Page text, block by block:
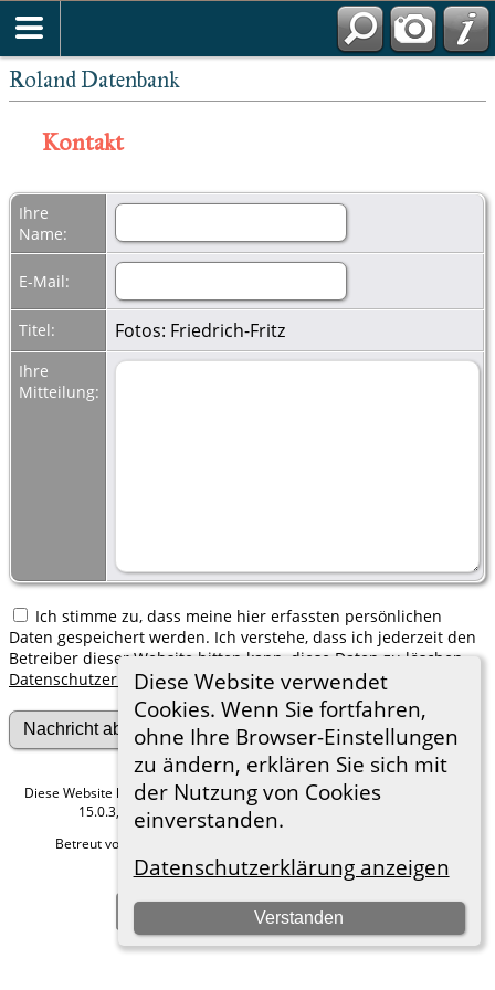
Roland Datenbank
Diese Website verwendet
Cookies. Wenn Sie fortfahren,
ohne Ihre Browser-Einstellungen
zu ändern, erklären Sie sich mit
der Nutzung von Cookies
einverstanden.
Datenschutzerklärung anzeigen
Verstanden
Kontakt
Ihre
Name:
E-Mail:
Titel: Fotos: Friedrich-Fritz
Ihre
Mitteilung:
Ich stimme zu, dass meine hier erfassten persönlichen
Daten gespeichert werden. Ich verstehe, dass ich jederzeit den
Betreiber dieser Website bitten kann, diese Daten zu löschen.
Datenschutzerklärung
Diese Website läuft mit The Next Generation of Genealogy Sitebuilding
15.0.3, programmiert von Darrin Lythgoe © 2001-2026.
Betreut von
Hier geht es zum Impressum
Zur Desktop-Webseite wechseln